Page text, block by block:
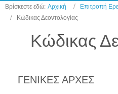
Βρίσκεστε εδώ: Αρχική Επιτροπή
Κώδικας Δεοντολογίας
Κώδικας
ΓΕΝΙΚΕΣ ΑΡΧΕΣ